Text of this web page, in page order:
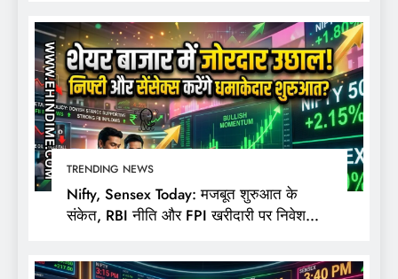
TRENDING NEWS
Nifty, Sensex Today: मजबूत शुरुआत के
संकेत, RBI नीति और FPI खरीदारी पर निवेशकों